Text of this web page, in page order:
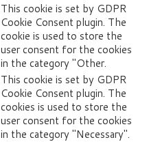
This cookie is set by GDPR
Cookie Consent plugin. The
cookie is used to store the
user consent for the cookies
in the category "Other.
This cookie is set by GDPR
Cookie Consent plugin. The
cookies is used to store the
user consent for the cookies
in the category "Necessary".